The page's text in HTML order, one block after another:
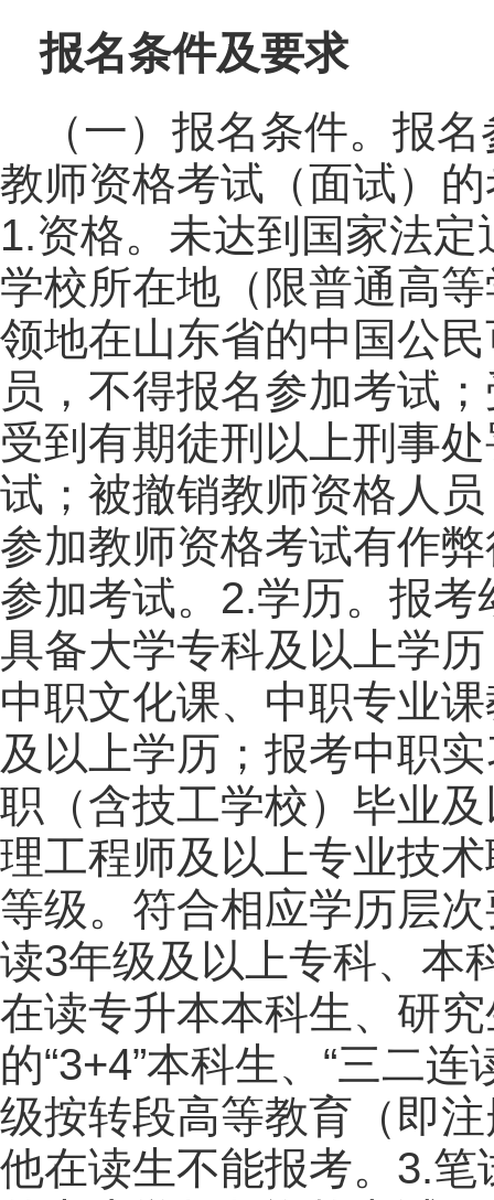
报名条件及要求
（一）报名条件。报
教师资格考试（面试）
1.资格。未达到国家法
学校所在地（限普通高
领地在山东省的中国公
员，不得报名参加考试
受到有期徒刑以上刑事
试；被撤销教师资格人
参加教师资格考试有作
参加考试。2.学历。报
具备大学专科及以上学
中职文化课、中职专业
及以上学历；报考中职
职（含技工学校）毕业
理工程师及以上专业技
等级。符合相应学历层
读3年级及以上专科、本
在读专升本本科生、研
的“3+4”本科生、“三二
级按转段高等教育（即
他在读生不能报考。3.